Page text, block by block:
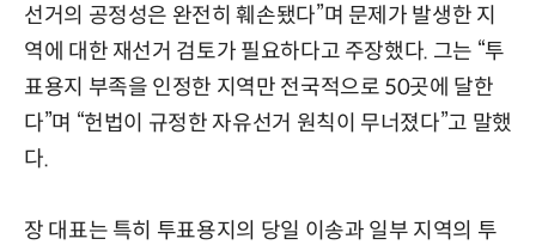
선거의 공정성은 완전히 훼손됐다”며 문제가 발생한 지
역에 대한 재선거 검토가 필요하다고 주장했다. 그는 “투
표용지 부족을 인정한 지역만 전국적으로 50곳에 달한
다”며 “헌법이 규정한 자유선거 원칙이 무너졌다”고 말했
다.
장 대표는 특히 투표용지의 당일 이송과 일부 지역의 투